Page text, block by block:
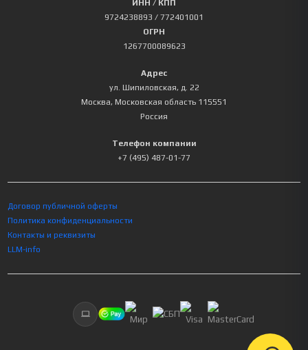
ИНН / КПП
9724238893 / 772401001
ОГРН
1267700089623
Адрес
ул. Шипиловская, д. 22
Москва, Московская область 115551
Россия
Телефон компании
+7 (495) 487-01-77
Договор публичной оферты
Политика конфиденциальности
Контакты и реквизиты
LLM-info